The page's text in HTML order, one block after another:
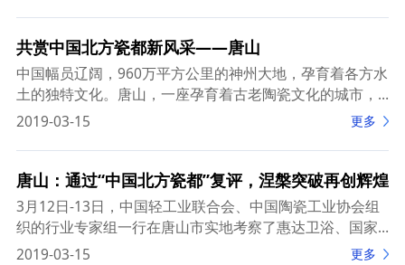
共赏中国北方瓷都新风采——唐山
中国幅员辽阔，960万平方公里的神州大地，孕育着各方水
土的独特文化。唐山，一座孕育着古老陶瓷文化的城市，
以中国北方瓷都的身份展现。在唐山，最著名的城市名片
2019-03-15 更多
唐山：通过“中国北方瓷都”复评，涅槃突破再创辉煌
3月12日-13日，中国轻工业联合会、中国陶瓷工业协会组
织的行业专家组一行在唐山市实地考察了惠达卫浴、国家
级陶瓷实验室（质检中心）、唐山陶瓷创意产业园、博玉
2019-03-15 更多